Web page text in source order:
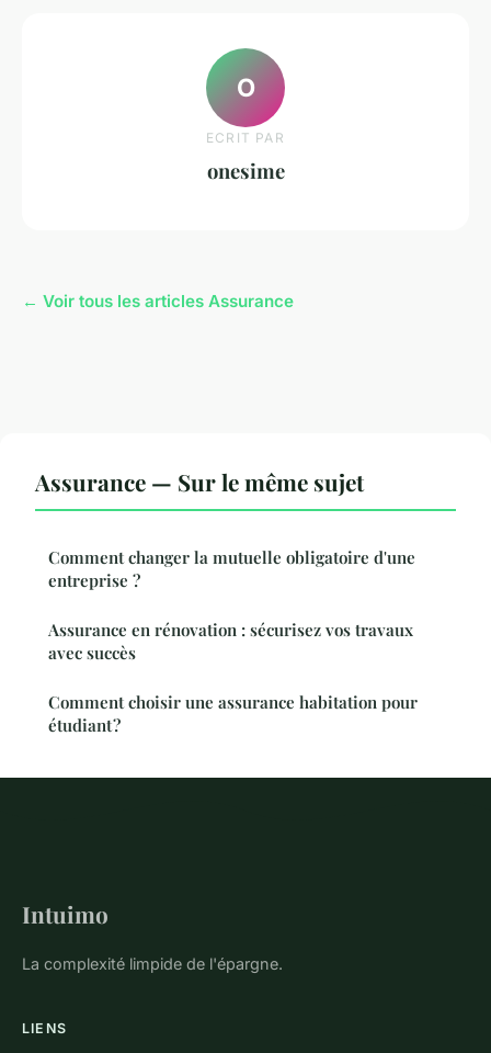
O
ECRIT PAR
onesime
← Voir tous les articles Assurance
Assurance — Sur le même sujet
Comment changer la mutuelle obligatoire d'une
entreprise ?
Assurance en rénovation : sécurisez vos travaux
avec succès
Comment choisir une assurance habitation pour
étudiant ?
Intuimo
La complexité limpide de l'épargne.
LIENS